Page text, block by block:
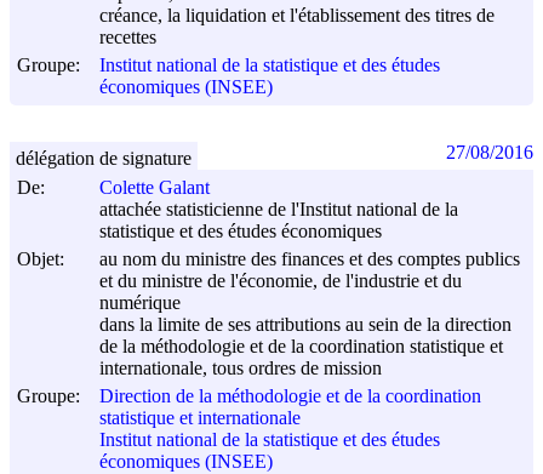
créance, la liquidation et l'établissement des titres de
recettes
Groupe:
Institut national de la statistique et des études
économiques (INSEE)
De:
Colette Galant
attachée statisticienne de l'Institut national de la
statistique et des études économiques
Objet:
au nom du ministre des finances et des comptes publics
et du ministre de l'économie, de l'industrie et du
numérique
dans la limite de ses attributions au sein de la direction
de la méthodologie et de la coordination statistique et
internationale, tous ordres de mission
Groupe:
Direction de la méthodologie et de la coordination
statistique et internationale
Institut national de la statistique et des études
économiques (INSEE)
délégation de signature 27/08/2016